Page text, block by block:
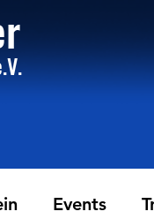
Events